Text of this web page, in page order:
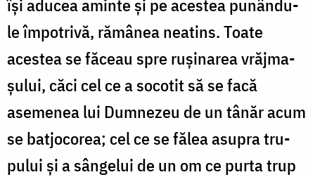
își adu­cea aminte și pe acestea punându-
le împotrivă, ră­mânea neatins. Toate
acestea se făceau spre rușinarea vrăj­­ma­
șului, căci cel ce a socotit să se facă
asemenea lui Dum­ne­zeu de un tânăr acum
se bat­jo­corea; cel ce se fălea asupra tru­
pului și a sângelui de un om ce purta trup